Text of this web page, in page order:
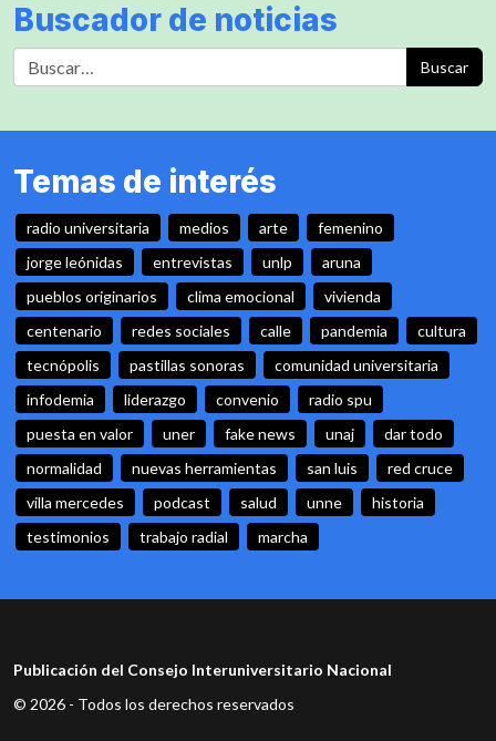
Buscador de noticias
Buscar
Temas de interés
radio universitaria medios arte
femenino
jorge leónidas
entrevistas unlp
aruna
pueblos originarios
clima emocional
vivienda
centenario
redes sociales calle pandemia
cultura
tecnópolis
pastillas sonoras
comunidad universitaria
infodemia
liderazgo convenio
radio spu
puesta en valor
uner fake news unaj
dar todo
normalidad
nuevas herramientas san luis
red cruce
villa mercedes
podcast salud unne
historia
testimonios
trabajo radial marcha
Publicación del Consejo Interuniversitario Nacional
© 2026 - Todos los derechos reservados